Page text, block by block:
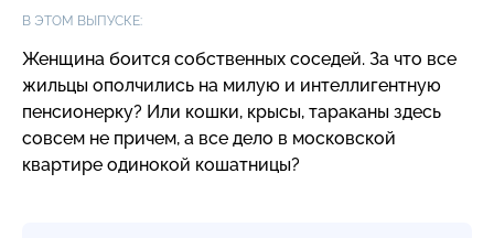
В ЭТОМ ВЫПУСКЕ:
Женщина боится собственных соседей. За что все
жильцы ополчились на милую и интеллигентную
пенсионерку? Или кошки, крысы, тараканы здесь
совсем не причем, а все дело в московской
квартире одинокой кошатницы?